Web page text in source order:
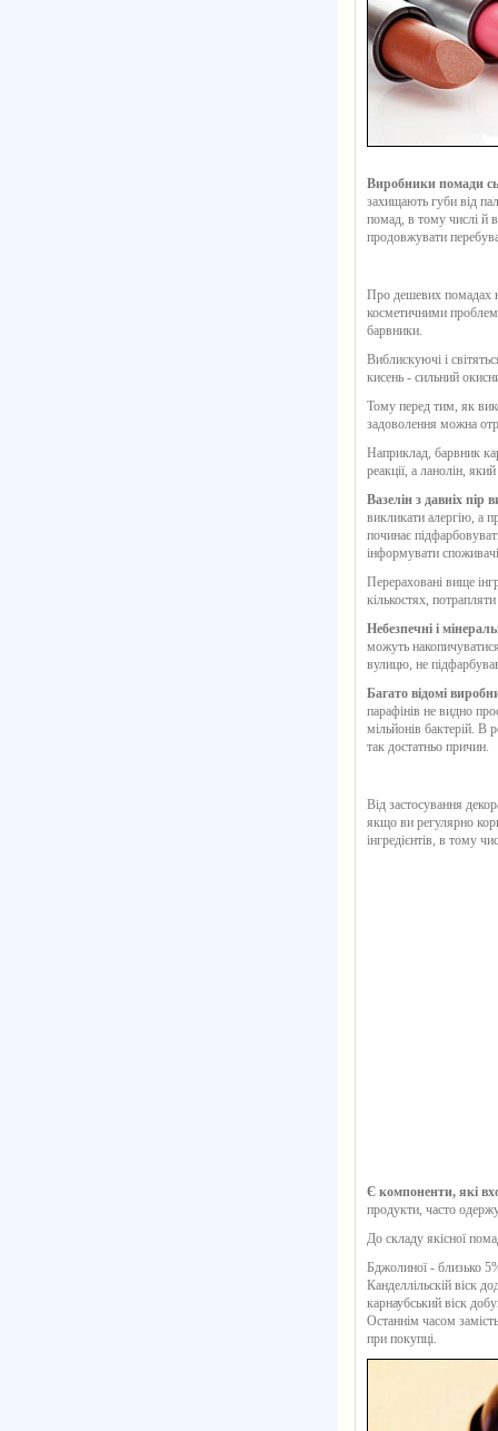
Виробники помади
захищають губи від
помад, в тому числі й
продовжувати
Про дешевих помадах
косметичними
барвники.
Виблискуючі і
кисень - сильний
Тому перед тим, як
задоволення можна
Наприклад, барвник
реакції, а ланолін,
Вазелін з давніх
викликати алергію, а
починає
інформувати
Перераховані вище
кількостях,
Небезпечні і
можуть
вулицю, не
Багато відомі
парафінів не видно
мільйонів бактерій. В
так достатньо причин.
Від застосування
якщо ви регулярно
інгредієнтів, в тому
Є компоненти, які
продукти, часто
До складу якісної
Бджолиної - близько
Канделлільскій віск
карнаубський віск
Останнім часом
при покупці.